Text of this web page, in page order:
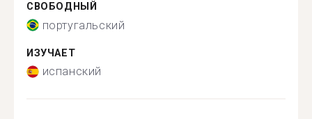
СВОБОДНЫЙ
португальский
ИЗУЧАЕТ
испанский